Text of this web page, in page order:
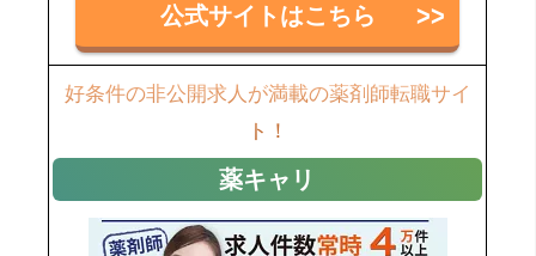
公式サイトはこちら
好条件の非公開求人が満載の薬剤師転職サイ
ト！
薬キャリ